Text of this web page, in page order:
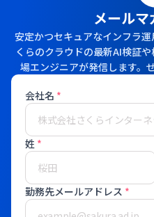
メール
安定かつセキュアなインフラ
くらのクラウドの最新AI検証
場エンジニアが発信します。
会社名 *
姓 *
勤務先メールアドレス *